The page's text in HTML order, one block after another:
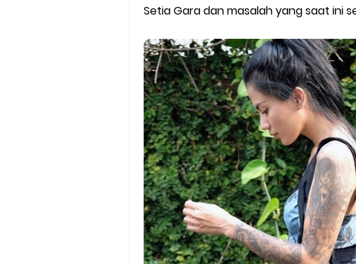
Cara Transfer Gopay ke Shopeepay
Cara Ping Server Shopee Food 2022
Cara Menghubungi CS Lalamove dan
Cara Mengatasi Aplikasi Gojek
DNS Server Gojek Driver Terbaru 2026:
Setia Gara dan masalah yang saat ini